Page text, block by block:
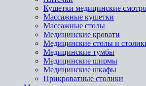
Кушетки медицинские
Массажные кушетки
Массажные столы
Медицинские кровати
Медицинские столы и
Медицинские тумбы
Медицинские ширмы
Медицинские шкафы
Прикроватные столики